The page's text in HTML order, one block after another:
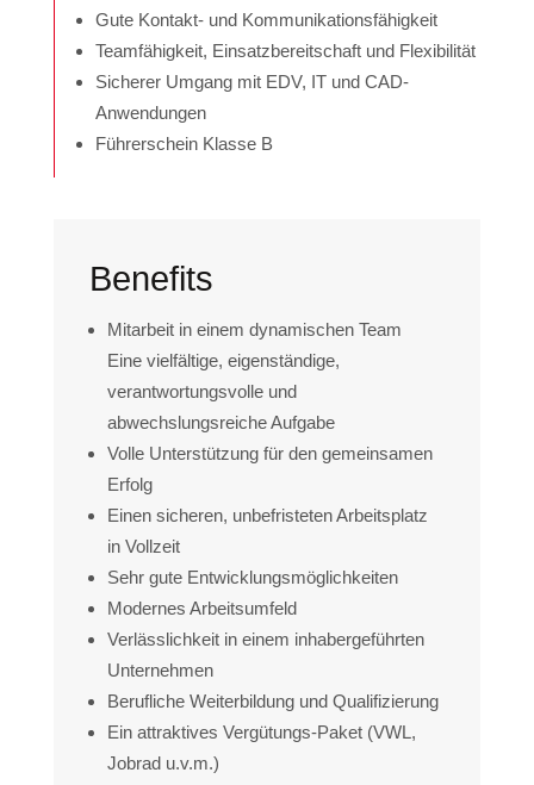
Gute Kontakt- und Kommunikationsfähigkeit
Teamfähigkeit, Einsatzbereitschaft und Flexibilität
Sicherer Umgang mit EDV, IT und CAD-
Anwendungen
Führerschein Klasse B
Benefits
Mitarbeit in einem dynamischen Team
Eine vielfältige, eigenständige,
verantwortungsvolle und
abwechslungsreiche Aufgabe
Volle Unterstützung für den gemeinsamen
Erfolg
Einen sicheren, unbefristeten Arbeitsplatz
in Vollzeit
Sehr gute Entwicklungsmöglichkeiten
Modernes Arbeitsumfeld
Verlässlichkeit in einem inhabergeführten
Unternehmen
Berufliche Weiterbildung und Qualifizierung
Ein attraktives Vergütungs-Paket (VWL,
Jobrad u.v.m.)